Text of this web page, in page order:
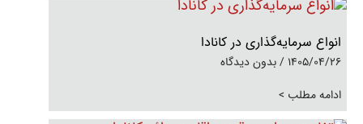
انواع سرمایه‌گذاری در کانادا
1405/04/26
بدون دیدگاه
ادامه مطلب >